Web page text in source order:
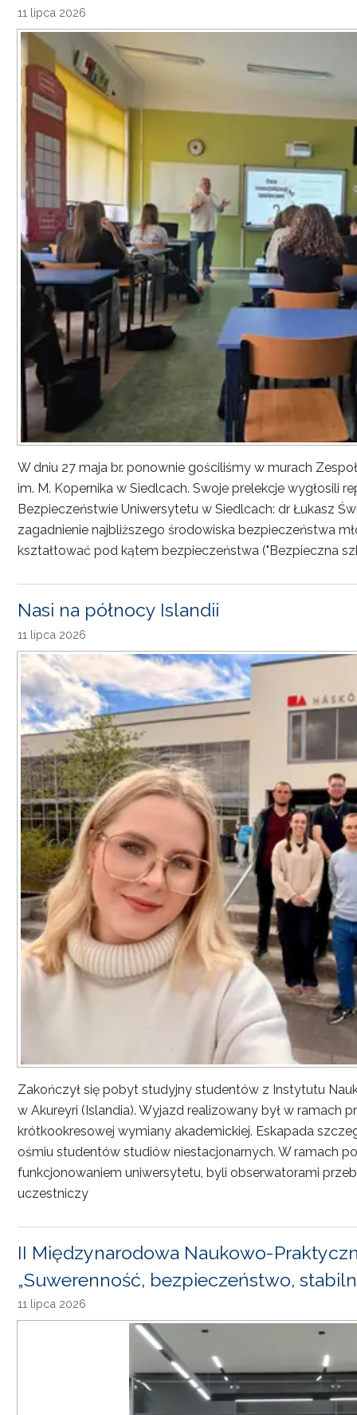
11 lipca 2026
W dniu 27 maja br. ponownie gościliśmy w murach
im. M. Kopernika w Siedlcach. Swoje prelekcje wygłosili
Bezpieczeństwie Uniwersytetu w Siedlcach: dr Łukasz
zagadnienie najbliższego środowiska bezpieczeństwa
kształtować pod kątem bezpieczeństwa ("Bezpieczna
Nasi na północy Islandii
11 lipca 2026
Zakończył się pobyt studyjny studentów z Instytutu
w Akureyri (Islandia). Wyjazd realizowany był w ramach
krótkookresowej wymiany akademickiej. Eskapada
ośmiu studentów studiów niestacjonarnych. W ramach
funkcjonowaniem uniwersytetu, byli obserwatorami
uczestniczy
II Międzynarodowa Naukowo-
„Suwerenność, bezpieczeństwo,
11 lipca 2026